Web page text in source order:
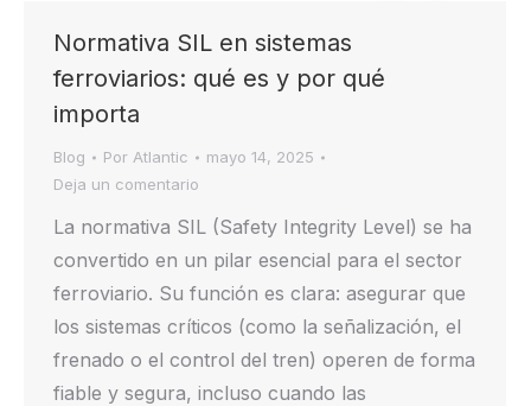
Normativa SIL en sistemas
ferroviarios: qué es y por qué
importa
Blog Por Atlantic
mayo 14, 2025
Deja un comentario
La normativa SIL (Safety Integrity Level) se ha
convertido en un pilar esencial para el sector
ferroviario. Su función es clara: asegurar que
los sistemas críticos (como la señalización, el
frenado o el control del tren) operen de forma
fiable y segura, incluso cuando las